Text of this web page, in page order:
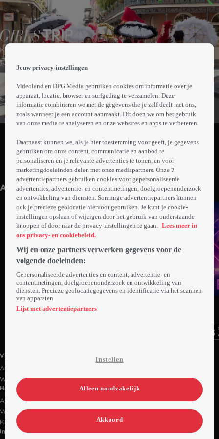
Komedie
1uur57min
Lifestylegoeroe Ryan nodigt haar studievriendinnen, de
alleenstaande moeder Lisa, roddeljournaliste Sasha en
feestbeest Dina, uit voor een muziekfestival in New
te zetten.
Abonneren op Videoland
Meer
info
Anderen kijken ook
Ga
naar
Trailer
Videoland
Actiecode
Werken bij RTL
Handige links
Alle films & series
Veelgestelde vragen
Klantenservice
Informatie
Jouw privacy-instellingen
Videoland en DPG Media gebruiken cookies om informatie over je
apparaat, locatie, browser en surfgedrag te verzamelen. Deze
informatie combineren we met de gegevens die je zelf deelt met ons,
zoals wanneer je een account aanmaakt. Dit doen we om het gebruik
van onze media te analyseren en onze websites en apps te verbeteren.
Daarnaast kunnen we, als je hier toestemming voor geeft, je gegevens
gebruiken om onze content, communicatie en aanbod te
personaliseren en je relevante advertenties te tonen, en voor
marketingdoeleinden delen met onze mediapartners. Onze7
advertentiepartners gebruiken cookies voor gepersonaliseerde
advertenties, advertentie- en contentmetingen, doelgroepenonderzoek
en ontwikkeling van diensten. Sommige advertentiepartners kunnen
ook je precieze geolocatie hiervoor gebruiken. Je kunt je cookie-
instellingen opslaan of wijzigen door het gebruik van onderstaande
knoppen of door naar de privacy-instellingen te gaan.
Lees meer in
ons privacy- en cookiebeleid.
Wij en onze partners verwerken gegevens voor de
volgende doeleinden:
Gepersonaliseerde advertenties en content, advertentie- en
contentmetingen, doelgroepenonderzoek en ontwikkeling van
diensten. Precieze geolocatiegegevens en identificatie via het scannen
van apparaten.
Lijst met advertentiepartners
Instellen
Alleen noodzakelijk
Akkoord